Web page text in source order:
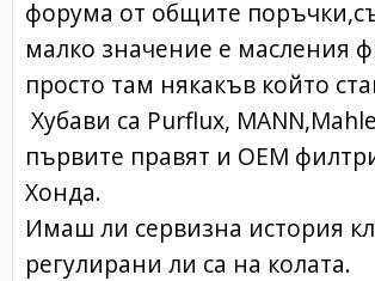
форума от общите
малко значение е масления
просто там някакъв който
Хубави са Purflux,
първите правят и ОЕМ
Хонда.
Имаш ли сервизна история
регулирани ли са на колата.